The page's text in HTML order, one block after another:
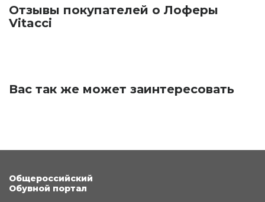
Отзывы покупателей о Лоферы
Vitacci
Вас так же может заинтересовать
Общероссийский
Обувной портал